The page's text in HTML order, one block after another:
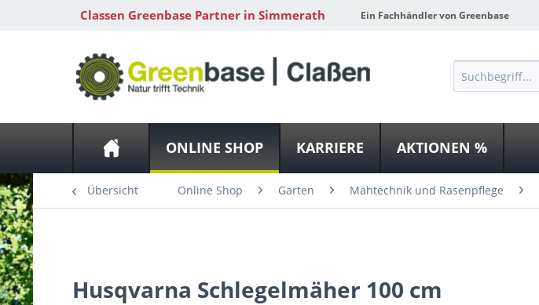
Classen Greenbase Partner in Simmerath Ein Fachhändler von Greenbase
ONLINE SHOP KARRIERE AKTIONEN %
Übersicht Online Shop Garten Mähtechnik und Rasenpflege
Husqvarna Schlegelmäher 100 cm